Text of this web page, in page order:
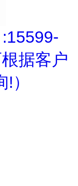
据客户
）